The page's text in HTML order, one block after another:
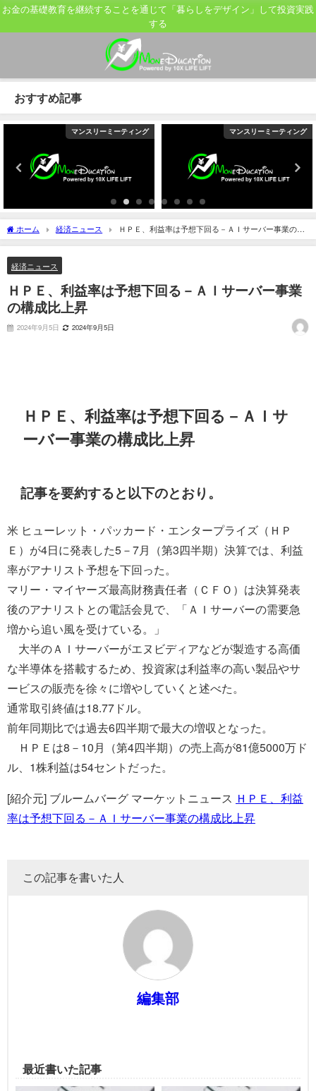
お金の基礎教育を継続することを通じて「暮らしをデザイン」して投資実践
する
おすすめ記事
マンスリーミーティング マンスリーミーティング
ホーム 経済ニュース
ＨＰＥ、利益率は予想下回る－ＡＩサーバー事業の構
成比上昇
経済ニュース
ＨＰＥ、利益率は予想下回る－ＡＩサーバー事業
の構成比上昇
2024年9月5日 2024年9月5日
ＨＰＥ、利益率は予想下回る－ＡＩサ
ーバー事業の構成比上昇
記事を要約すると以下のとおり。
米 ヒューレット・パッカード・エンタープライズ（ＨＰ
Ｅ）が4日に発表した5－7月（第3四半期）決算では、利益
率がアナリスト予想を下回った。
マリー・マイヤーズ最高財務責任者（ＣＦＯ）は決算発表
後のアナリストとの電話会見で、「ＡＩサーバーの需要急
増から追い風を受けている。」
大半のＡＩサーバーがエヌビディアなどが製造する高価
な半導体を搭載するため、投資家は利益率の高い製品やサ
ービスの販売を徐々に増やしていくと述べた。
通常取引終値は18.77ドル。
前年同期比では過去6四半期で最大の増収となった。
ＨＰＥは8－10月（第4四半期）の売上高が81億5000万ド
ル、1株利益は54セントだった。
[紹介元] ブルームバーグ マーケットニュース ＨＰＥ、利益
率は予想下回る－ＡＩサーバー事業の構成比上昇
この記事を書いた人
編集部
最近書いた記事